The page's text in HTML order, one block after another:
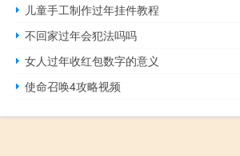
儿童手工制作过年挂件教程
不回家过年会犯法吗吗
女人过年收红包数字的意义
使命召唤4攻略视频